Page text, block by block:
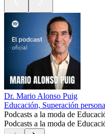
Dr. Mario Alonso Puig
Educación, Superación
Podcasts a la moda de
Podcasts a la moda de